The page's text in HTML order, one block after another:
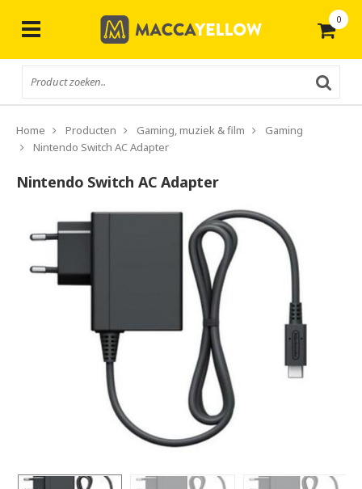
0
Home Producten Gaming, muziek & film
Gaming
Nintendo Switch AC Adapter
Nintendo Switch AC Adapter